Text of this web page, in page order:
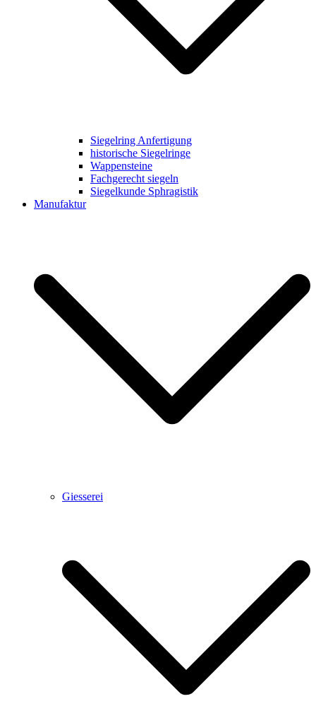
Siegelring Anfertigung
historische Siegelringe
Wappensteine
Fachgerecht siegeln
Siegelkunde Sphragistik
Manufaktur
Giesserei